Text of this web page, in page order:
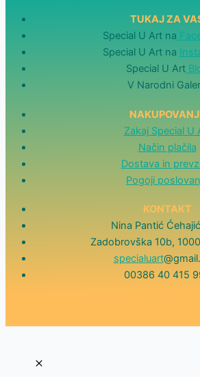
TUKAJ ZA
Special U Art na
Special U Art na
Special U Art
V Narodni
Zakaj Special U
Način plačila
Dostava in
Pogoji
KONTAKT
Nina Pantić
Zadobrovška 10b,
specialuart
00386 40 415